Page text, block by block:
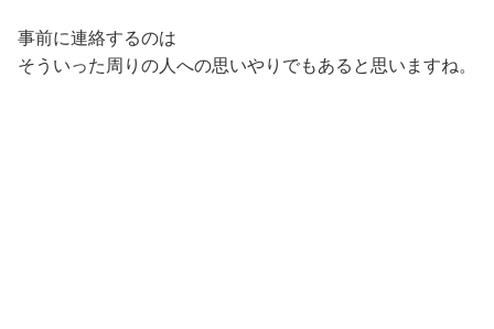
事前に連絡するのは
そういった周りの人への思いやりでもあると思いますね。